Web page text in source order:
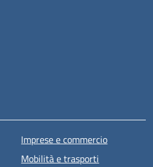
Imprese e commercio
Mobilità e trasporti